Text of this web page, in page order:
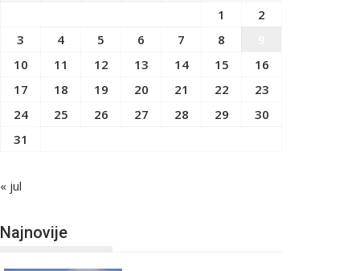
1
2
3
4 5 6 7 8
10
11 12 13 14 15
16
17
18 19 20 21 22
23
24
25 26 27 28 29
30
31
« jul
Najnovije